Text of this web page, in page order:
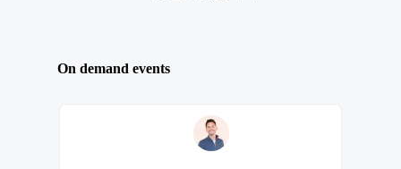
On demand events